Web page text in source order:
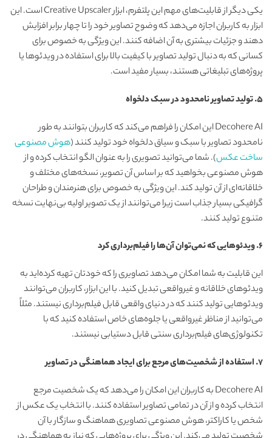
یکی دیگر از قابلیت‌های مهم این پلتفرم، ابزار Creative Upscaler است. این
ابزار به کاربران اجازه می‌دهد که وضوح تصاویر خود را تا چهار برابر افزایش
دهند و جزئیات بیشتری به آن اضافه کنند. این ویژگی به خصوص برای
کسانی که به دنبال تولید تصاویر با کیفیت بالا برای استفاده در ویدئوها یا
پروژه‌های تبلیغاتی هستند، بسیار مفید است.
۵. تولید تصاویر نامحدود در سبک دلخواه
Decohere AI این امکان را فراهم می‌کند که کاربران بتوانند به طور
نامحدود تصاویر با سبک و سیاق دلخواه خود تولید کنند (هوش مصنوعی
ساخت عکس). شما می‌توانید تصویری را به عنوان الگو انتخاب کرده و از
هوش مصنوعی بخواهید که بر اساس آن تصویر، نسخه‌های مختلف و
خلاقانه‌ای از آن تولید کند. این ویژگی به خصوص برای هنرمندان و طراحان
گرافیکی بسیار جذاب است زیرا می‌توانند از یک تصویر اولیه بی‌نهایت نسخه
متنوع تولید کنند.
۶. ویدئوهایی که نمی‌توان آن‌ها را فیلم‌برداری کرد
این قابلیت به شما امکان می‌دهد تصاویری را که خودتان تهیه کرده‌اید به
ویدئوهای خلاقانه و غیرواقعی تبدیل کنید. با این ابزار، کاربران می‌توانند
ویدئوهایی تولید کنند که در دنیای واقعی قابل فیلم‌برداری نیستند. مثلاً
می‌توانید از مناظر غیرواقعی یا جلوه‌های خاص استفاده کنید که با
تکنولوژی‌های فیلم‌برداری سنتی قابل دستیابی نیستند.
۷. استفاده از شخصیت‌های مرجع برای ایجاد هماهنگی در تصاویر
Decohere AI به کاربران این امکان را می‌دهد که یک شخصیت مرجع
انتخاب کرده و از آن در تمامی تصاویر استفاده کنند. با انتخاب یک عکس از
شخص یا کاراکتر، هوش مصنوعی تصاویری هماهنگ و سازگار با آن